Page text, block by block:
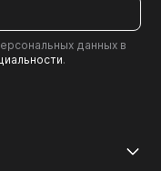
данных в
.